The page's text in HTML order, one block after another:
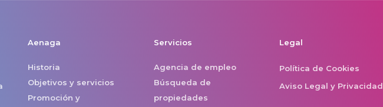
Aenaga
Historia
Objetivos y servicios
Promoción y
Servicios
Agencia de empleo
Búsqueda de
propiedades
Legal
Política de Cookies
Aviso Legal y Privacidad